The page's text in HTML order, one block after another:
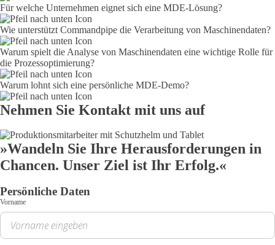
Für welche Unternehmen eignet sich eine MDE-Lösung?
Wie unterstützt Commandpipe die Verarbeitung von Maschinendaten?
Warum spielt die Analyse von Maschinendaten eine wichtige Rolle für
die Prozessoptimierung?
Warum lohnt sich eine persönliche MDE-Demo?
Nehmen Sie Kontakt mit uns auf
»Wandeln Sie Ihre Herausforderungen in
Chancen. Unser Ziel ist Ihr Erfolg.«
Persönliche Daten
Vorname